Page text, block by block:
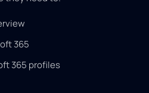
365
365 profiles